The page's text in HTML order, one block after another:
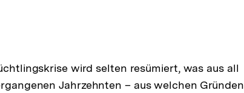
wird selten resümiert, was aus all
Jahrzehnten – aus welchen Gründen